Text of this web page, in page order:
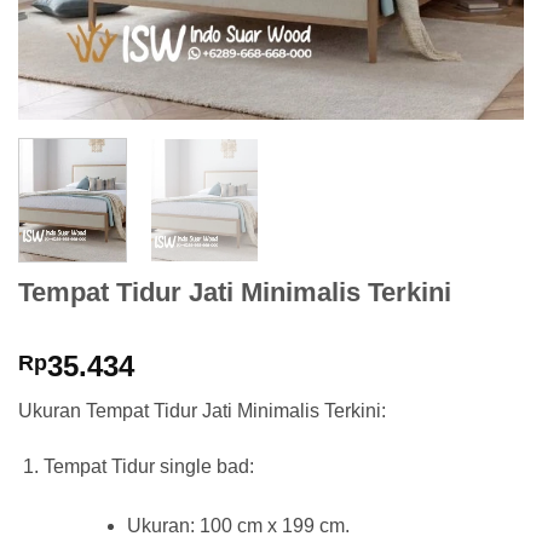
Tempat Tidur Jati Minimalis Terkini
Rp35.434
Ukuran Tempat Tidur Jati Minimalis Terkini:
Tempat Tidur single bad:
Ukuran: 100 cm x 199 cm.